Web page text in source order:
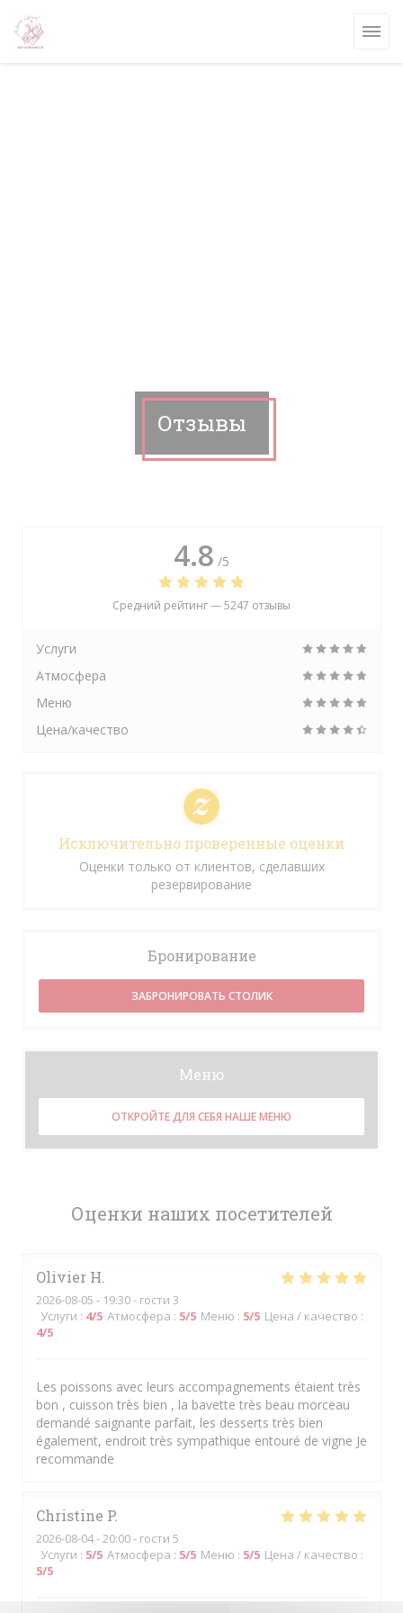
Отзывы
Оценки наших посетителей
Olivier H
2026-08-05 - 19:30 - гости 3
Услуги : 4/5 Атмосфера : 5/5 Меню : 5/5 Цена / качество :
4/5
Les poissons avec leurs accompagnements étaient très
bon , cuisson très bien , la bavette très beau morceau
demandé saignante parfait, les desserts très bien
également, endroit très sympathique entouré de vigne Je
recommande
Christine P
2026-08-04- 20:00 - гости 5
Услуги : 5/5 Атмосфера : 5/5 Меню : 5/5 Цена / качество :
5/5
4.8 /5
Средний рейтинг —5247 отзывы
Услуги
Атмосфера
Меню
Цена/качество
Исключительно проверенные оценки
Оценки только от клиентов, сделавших
резервирование
Бронирование
ЗАБРОНИРОВАТЬ СТОЛИК
Меню
ОТКРОЙТЕ ДЛЯ СЕБЯ НАШЕ МЕНЮ